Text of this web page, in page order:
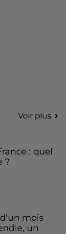
Voir plus
: quel
?
mois
un